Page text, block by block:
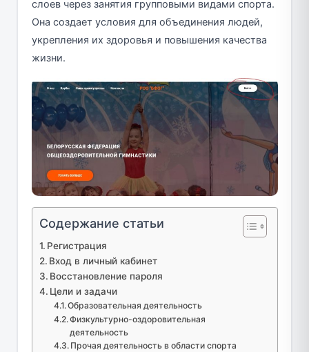
слоев через занятия групповыми видами спорта.
Она создает условия для объединения людей,
укрепления их здоровья и повышения качества
жизни.
Содержание статьи
Регистрация
Вход в личный кабинет
Восстановление пароля
Цели и задачи
Образовательная деятельность
Физкультурно-оздоровительная
деятельность
Прочая деятельность в области спорта